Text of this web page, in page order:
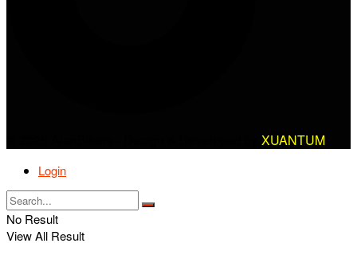
XUANTUM
Login
No Result
View All Result